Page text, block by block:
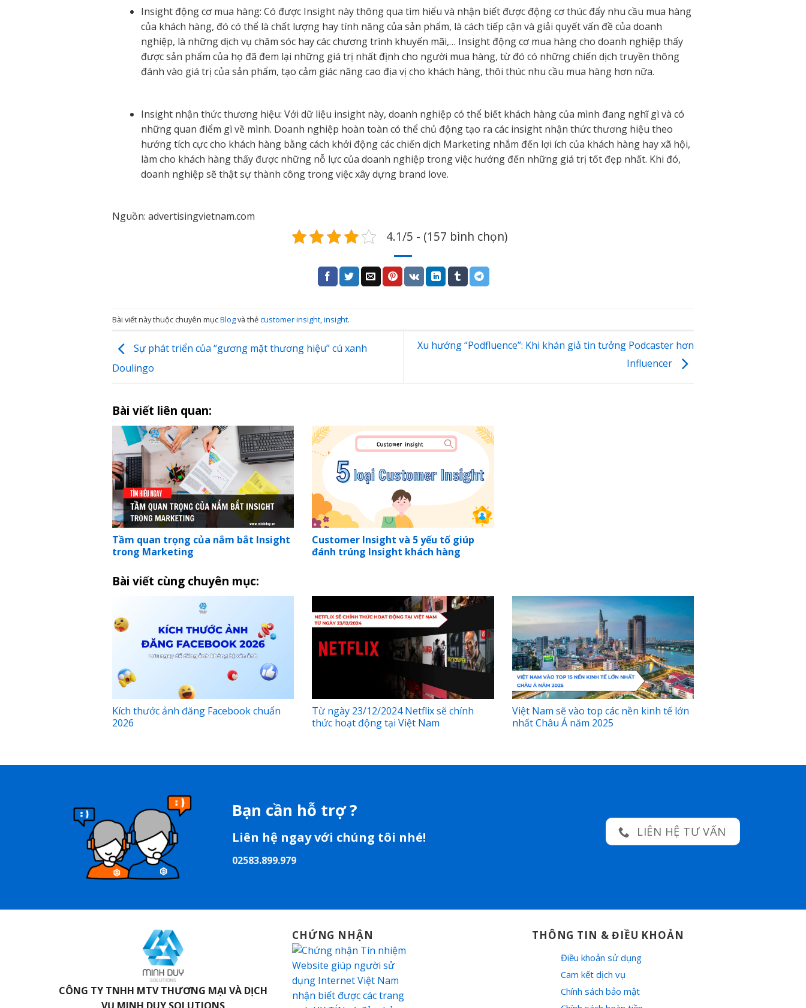
Insight động cơ mua hàng: Có được Insight này thông qua tìm hiểu và nhận biết được động cơ thúc đẩy nhu cầu mua hàng
của khách hàng, đó có thể là chất lượng hay tính năng của sản phẩm, là cách tiếp cận và giải quyết vấn đề của doanh
nghiệp, là những dịch vụ chăm sóc hay các chương trình khuyến mãi,… Insight động cơ mua hàng cho doanh nghiệp thấy
được sản phẩm của họ đã đem lại những giá trị nhất định cho người mua hàng, từ đó có những chiến dịch truyền thông
đánh vào giá trị của sản phẩm, tạo cảm giác nâng cao địa vị cho khách hàng, thôi thúc nhu cầu mua hàng hơn nữa.
Insight nhận thức thương hiệu: Với dữ liệu insight này, doanh nghiệp có thể biết khách hàng của mình đang nghĩ gì và có
những quan điểm gì về mình. Doanh nghiệp hoàn toàn có thể chủ động tạo ra các insight nhận thức thương hiệu theo
hướng tích cực cho khách hàng bằng cách khởi động các chiến dịch Marketing nhắm đến lợi ích của khách hàng hay xã hội,
làm cho khách hàng thấy được những nỗ lực của doanh nghiệp trong việc hướng đến những giá trị tốt đẹp nhất. Khi đó,
doanh nghiệp sẽ thật sự thành công trong việc xây dựng brand love.
Nguồn: advertisingvietnam.com
4.1/5 - (157 bình chọn)
Bài viết này thuộc chuyên mụcBlogvà thẻcustomer insight insight.
Sự phát triển của “gương mặt thương hiệu” cú xanh
Doulingo
Xu hướng “Podfluence”: Khi khán giả tin tưởng Podcaster hơn
Influencer
Bài viết liên quan:
Tầm quan trọng của nắm bắt Insight
trong Marketing
Customer Insight và 5 yếu tố giúp
đánh trúng Insight khách hàng
Bài viết cùng chuyên mục:
Kích thước ảnh đăng Facebook chuẩn
2026
Từ ngày 23/12/2024 Netflix sẽ chính
thức hoạt động tại Việt Nam
Việt Nam sẽ vào top các nền kinh tế lớn
nhất Châu Á năm 2025
Bạn cần hỗ trợ ?
Liên hệ ngay với chúng tôi nhé!
02583.899.979
LIÊN HỆ TƯ VẤN
CÔNG TY TNHH MTV THƯƠNG MẠI VÀ DỊCH
CHỨNG NHẬN THÔNG TIN & ĐIỀU KHOẢN
Điều khoản sử dụng
Cam kết dịch vụ
Chính sách bảo mật